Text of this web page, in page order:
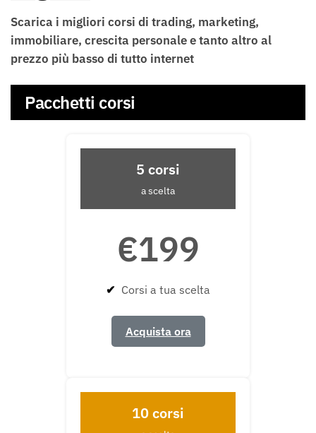
Scarica i migliori corsi di trading, marketing,
immobiliare, crescita personale e tanto altro al
prezzo più basso di tutto internet
Pacchetti corsi
5 corsi
a scelta
€199
✔ Corsi a tua scelta
Acquista ora
10 corsi